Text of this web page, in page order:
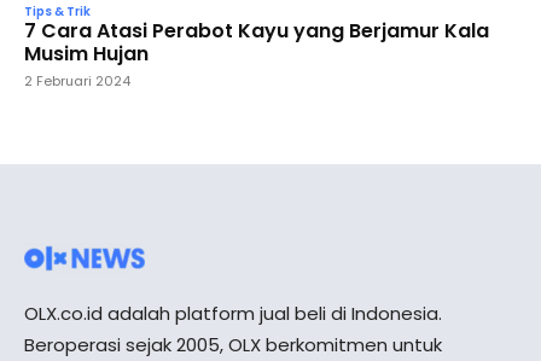
Tips & Trik
7 Cara Atasi Perabot Kayu yang Berjamur Kala
Musim Hujan
2 Februari 2024
OLX.co.id adalah platform jual beli di Indonesia.
Beroperasi sejak 2005, OLX berkomitmen untuk